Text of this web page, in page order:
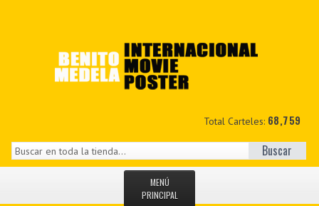
Total Carteles: 68,759
Buscar
MENÚ
PRINCIPAL